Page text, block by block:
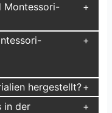
Montessori-
hergestellt?
in der